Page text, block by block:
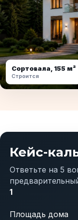
Сортовала, 155 м²
Строится
Кейс-
Ответьте на 5
1
Площадь дома